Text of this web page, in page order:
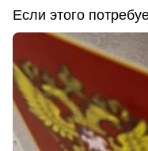
Если этого